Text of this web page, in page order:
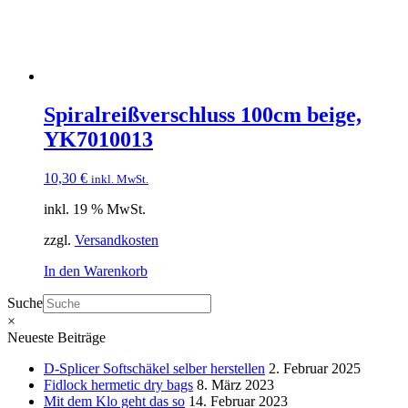
Spiralreißverschluss 100cm beige,
YK7010013
10,30 € inkl. MwSt.
inkl. 19 % MwSt.
zzgl. Versandkosten
In den Warenkorb
Suche
×
Neueste Beiträge
D-Splicer Softschäkel selber herstellen 2. Februar 2025
Fidlock hermetic dry bags 8. März 2023
Mit dem Klo geht das so 14. Februar 2023